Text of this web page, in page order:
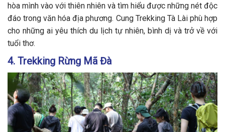
hòa mình vào với thiên nhiên và tìm hiểu được những nét độc
đáo trong văn hóa địa phương. Cung Trekking Tà Lài phù hợp
cho những ai yêu thích du lịch tự nhiên, bình dị và trở về với
tuổi thơ.
4. Trekking Rừng Mã Đà